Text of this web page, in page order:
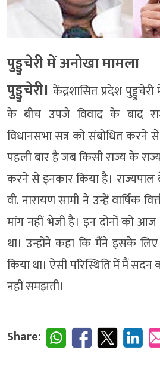
पुड्डुचेरी में अनोखा मामला
पुड्डुचेरी। केंद्रशासित प्रदेश
के बीच उपजे विवाद के बाद
विधानसभा सत्र को संबोधित करने
पहली बार है जब किसी राज्य के
करने से इनकार किया है। राज्यपाल
वी. नारायण सामी ने उन्हें वार्षिक
मांग नहीं भेजी है। इन दोनों को
था। उन्होंने कहा कि मैंने इसके
किया था। ऐसी परिस्थिति में मैं
नहीं समझती।
Share: